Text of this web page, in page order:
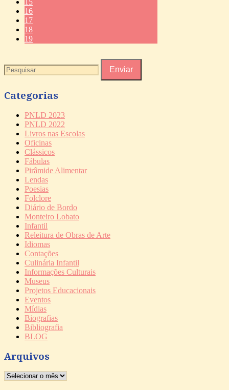
15
16
17
18
19
Categorias
PNLD 2023
PNLD 2022
Livros nas Escolas
Oficinas
Clássicos
Fábulas
Pirâmide Alimentar
Lendas
Poesias
Folclore
Diário de Bordo
Monteiro Lobato
Infantil
Releitura de Obras de Arte
Idiomas
Contações
Culinária Infantil
Informações Culturais
Museus
Projetos Educacionais
Eventos
Mídias
Biografias
Bibliografia
BLOG
Arquivos